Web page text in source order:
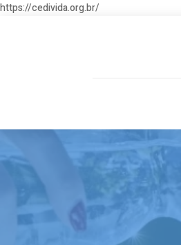
https://cedivida.org.br/